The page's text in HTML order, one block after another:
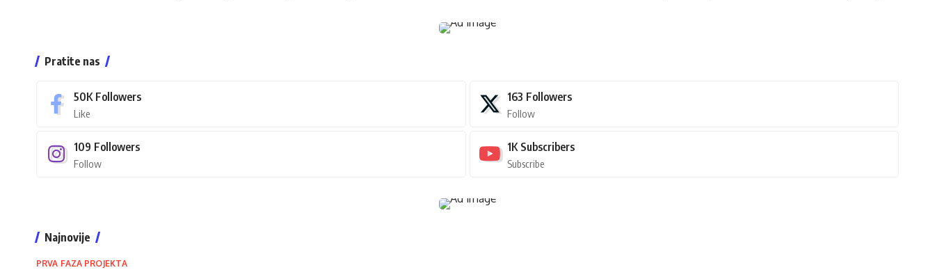
Pratite nas
50K Followers
Like
163 Followers
Follow
109 Followers
Follow
1K Subscribers
Subscribe
Najnovije
PRVA FAZA PROJEKTA